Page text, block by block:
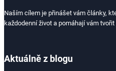
Naším cílem je přinášet vám články,
každodenní život a pomáhají vám
Aktuálně z blogu